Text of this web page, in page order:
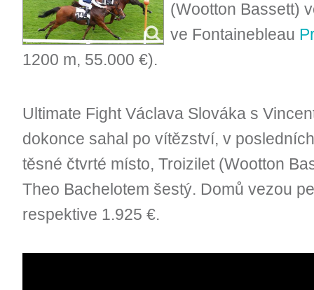
(Wootton Bassett)
ve Fontainebleau
1200 m, 55.000 €).
Ultimate Fight Václava Slováka s
dokonce sahal po vítězství, v
těsné čtvrté místo, Troizilet (Wootton
Theo Bachelotem šestý. Domů vezou
respektive 1.925 €.